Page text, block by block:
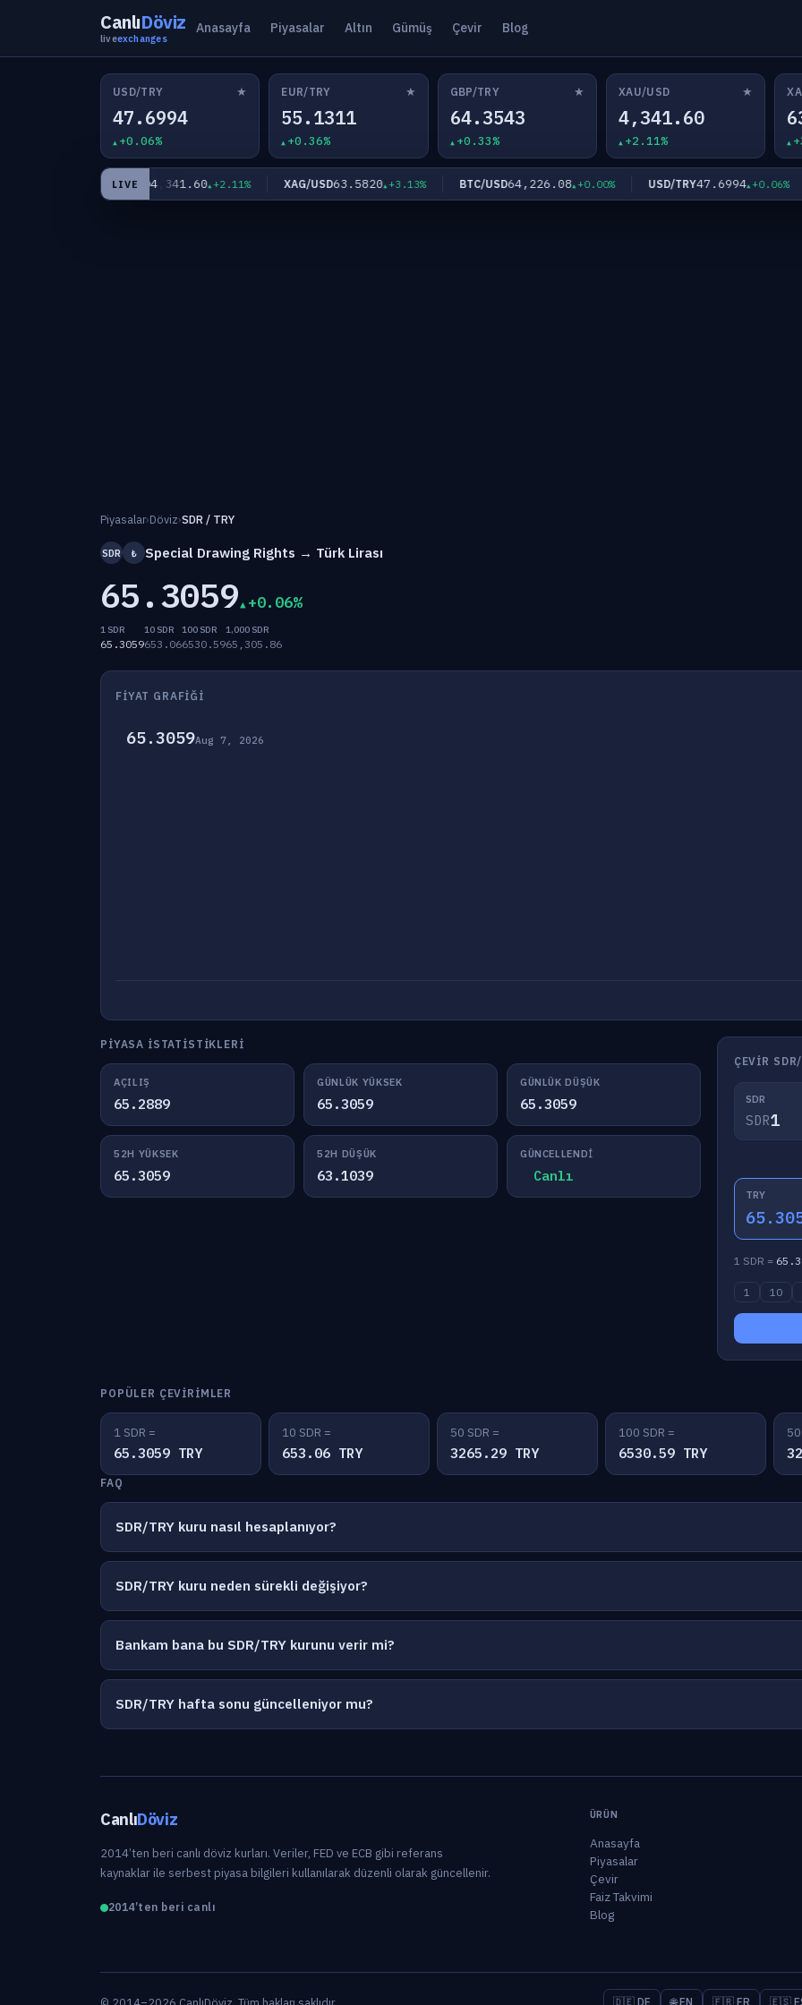
CanlıDöviz
liveexchanges
Anasayfa Piyasalar Altın Gümüş Çevir Blog
USD/TRY ★
47.6994
+0.06%
EUR/TRY ★
55.1311
+0.36%
GBP/TRY ★
64.3543
+0.33%
XAU/USD ★
4,341.60
+2.11%
LIVE
XAU/USD4,341.60 +2.11% XAG/USD63.5820 +3.13% BTC/USD64,226.08 +0.00% USD/TRY47.6994 +0.06%
Piyasalar›Döviz›SDR / TRY
SDR ₺ Special Drawing Rights → Türk Lirası
65.3059 +0.06%
1 SDR
65.3059
10 SDR
653.06
100 SDR
6530.59
1,000 SDR
65,305.86
FIYAT GRAFIĞI
65.3059Aug 7, 2026
PIYASA İSTATISTIKLERI
AÇILIŞ
65.2889
GÜNLÜK YÜKSEK
65.3059
GÜNLÜK DÜŞÜK
65.3059
52H YÜKSEK
65.3059
52H DÜŞÜK
63.1039
GÜNCELLENDI
Canlı
ÇEVIR
SDR
SDR
TRY
1 SDR =
1 10
POPÜLER ÇEVIRIMLER
1 SDR =
65.3059 TRY
10 SDR =
653.06 TRY
50 SDR =
3265.29 TRY
100 SDR =
6530.59 TRY
FAQ
SDR/TRY kuru nasıl hesaplanıyor?
SDR/TRY kuru neden sürekli değişiyor?
Bankam bana bu SDR/TRY kurunu verir mi?
SDR/TRY hafta sonu güncelleniyor mu?
CanlıDöviz
2014’ten beri canlı döviz kurları. Veriler, FED ve ECB gibi referans
kaynaklar ile serbest piyasa bilgileri kullanılarak düzenli olarak güncellenir.
2014’ten beri canlı
ÜRÜN
Anasayfa
Piyasalar
Çevir
Faiz Takvimi
Blog
🇩🇪 DE 🌐 EN 🇫🇷 FR 🇪🇸